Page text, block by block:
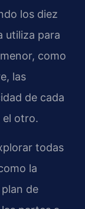
los diez
utiliza para
como
las
de cada
el otro.
todas
la
de